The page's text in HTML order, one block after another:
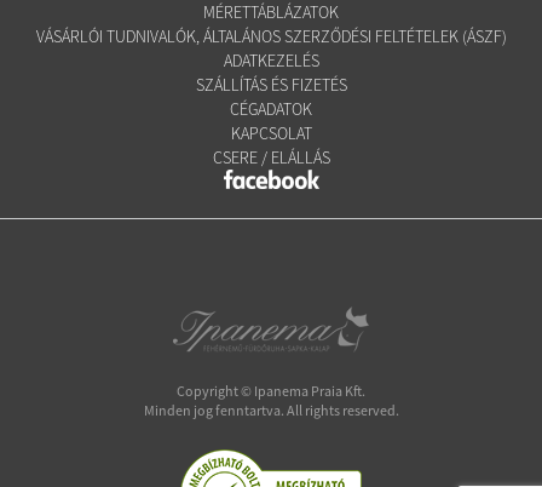
MÉRETTÁBLÁZATOK
VÁSÁRLÓI TUDNIVALÓK, ÁLTALÁNOS SZERZŐDÉSI FELTÉTELEK (ÁSZF)
ADATKEZELÉS
SZÁLLÍTÁS ÉS FIZETÉS
CÉGADATOK
KAPCSOLAT
CSERE / ELÁLLÁS
Copyright © Ipanema Praia Kft.
Minden jog fenntartva. All rights reserved.